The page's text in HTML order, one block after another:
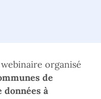
organisé
de
à